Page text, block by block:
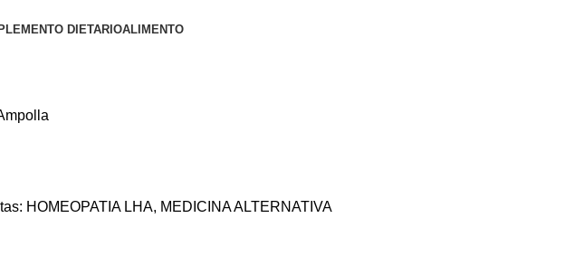
DIETARIOALIMENTO
HOMEOPATIA LHA, MEDICINA ALTERNATIVA